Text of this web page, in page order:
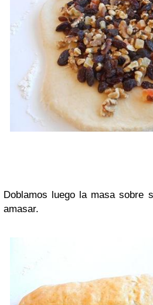
Doblamos luego la masa sobre
amasar.